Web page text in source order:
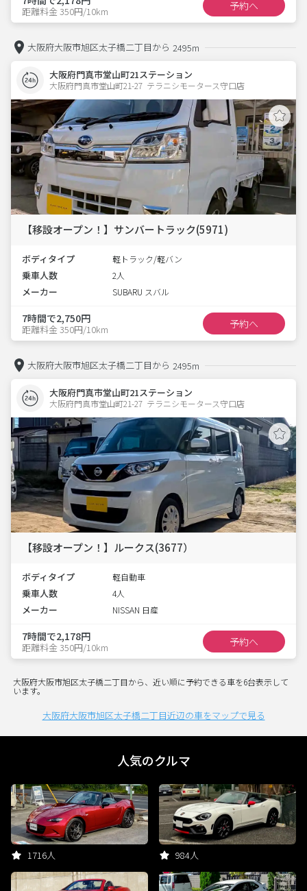
距離料金 350円/10km 予約へ
大阪府大阪市旭区太子橋二丁目から 2495m
大阪府門真市堂山町21ステーション
大阪府門真市堂山町21-27  テラニシモータース守口店
【移設オープン！】サンバートラック(5971)
ボディタイプ 軽トラック/軽バン
乗車人数 2人
メーカー SUBARU スバル
7時間で2,750円
距離料金 350円/10km 予約へ
大阪府大阪市旭区太子橋二丁目から 2495m
大阪府門真市堂山町21ステーション
大阪府門真市堂山町21-27  テラニシモータース守口店
【移設オープン！】ルークス(3677）
ボディタイプ 軽自動車
乗車人数 4人
メーカー NISSAN 日産
7時間で2,178円
距離料金 350円/10km 予約へ
大阪府大阪市旭区太子橋二丁目から、近い順に予約できる車を6台表示して
います。
大阪府大阪市旭区太子橋二丁目近辺の車をマップで見る
人気のクルマ
1716人 984人